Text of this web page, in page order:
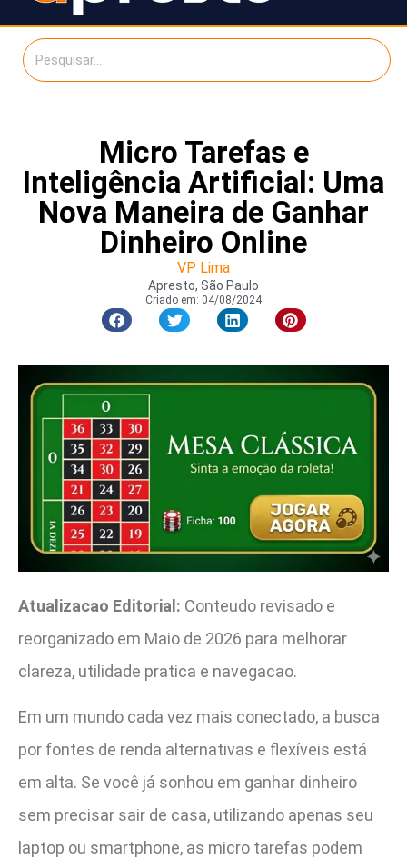
Micro Tarefas e
Inteligência Artificial: Uma
Nova Maneira de Ganhar
Dinheiro Online
VP Lima
Apresto, São Paulo
Criado em: 04/08/2024
Atualizacao Editorial: Conteudo revisado e
reorganizado em Maio de 2026 para melhorar
clareza, utilidade pratica e navegacao.
Em um mundo cada vez mais conectado, a busca
por fontes de renda alternativas e flexíveis está
em alta. Se você já sonhou em ganhar dinheiro
sem precisar sair de casa, utilizando apenas seu
laptop ou smartphone, as micro tarefas podem